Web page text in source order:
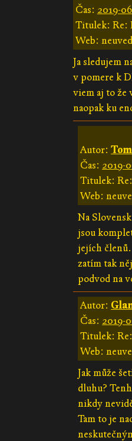
Čas: 2019-
Titulek: Re:
Web:
Ja sledujem
v pomere k
viem aj to že
naopak ku
Autor:
Čas: 2019-
Titulek:
Web:
Na
jsou
jejích
zatím tak
podvod na
Autor:
Čas: 2019-
Titulek:
Web:
Jak může
dluhu?
nikdy
Tam to je